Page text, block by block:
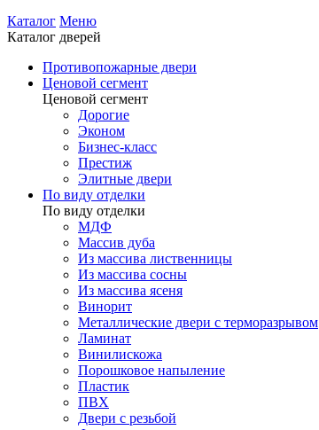
Каталог Меню
Каталог дверей
Противопожарные двери
Ценовой сегмент
Ценовой сегмент
Дорогие
Эконом
Бизнес-класс
Престиж
Элитные двери
По виду отделки
По виду отделки
МДФ
Массив дуба
Из массива лиственницы
Из массива сосны
Из массива ясеня
Винорит
Металлические двери с терморазрывом
Ламинат
Винилискожа
Порошковое напыление
Пластик
ПВХ
Двери с резьбой